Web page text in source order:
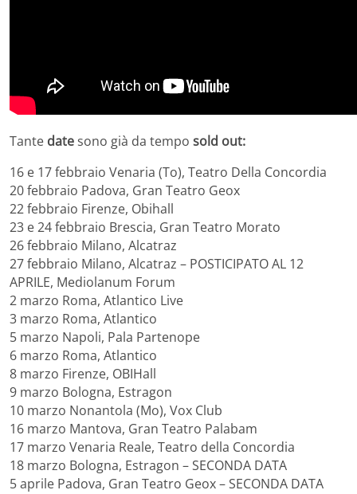
Tante datesono già da tempo sold out:
16 e 17 febbraio Venaria (To), Teatro Della Concordia
20 febbraio Padova, Gran Teatro Geox
22 febbraio Firenze, Obihall
23 e 24 febbraio Brescia, Gran Teatro Morato
26 febbraio Milano, Alcatraz
27 febbraio Milano, Alcatraz – POSTICIPATO AL 12
APRILE, Mediolanum Forum
2 marzo Roma, Atlantico Live
3 marzo Roma, Atlantico
5 marzo Napoli, Pala Partenope
6 marzo Roma, Atlantico
8 marzo Firenze, OBIHall
9 marzo Bologna, Estragon
10 marzo Nonantola (Mo), Vox Club
16 marzo Mantova, Gran Teatro Palabam
17 marzo Venaria Reale, Teatro della Concordia
18 marzo Bologna, Estragon – SECONDA DATA
5 aprile Padova, Gran Teatro Geox – SECONDA DATA